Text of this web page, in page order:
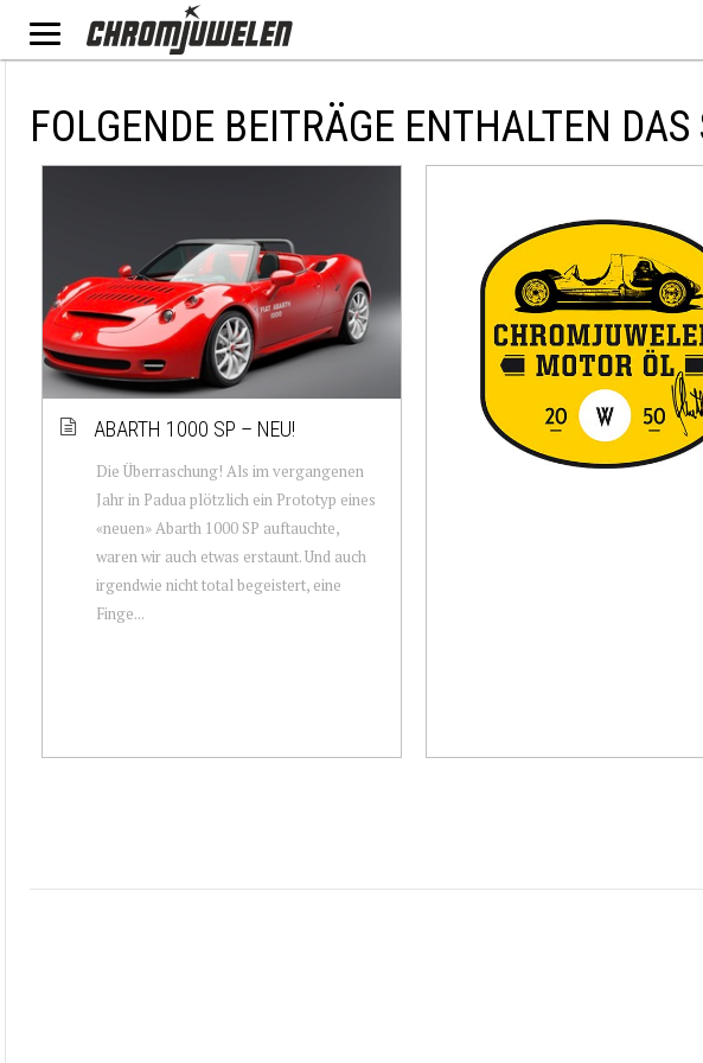
FOLGENDE BEITRÄGE ENTHALTEN
ABARTH 1000 SP – NEU!
Die Überraschung! Als im vergangenen
Jahr in Padua plötzlich ein Prototyp eines
«neuen» Abarth 1000 SP auftauchte,
waren wir auch etwas erstaunt. Und auch
irgendwie nicht total begeistert, eine
Finge...